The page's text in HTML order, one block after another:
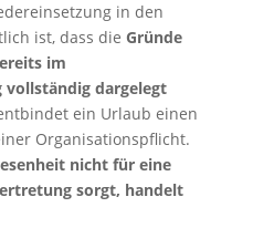
in den
ist, dass die Gründe
im
vollständig dargelegt
ein Urlaub einen
Organisationspflicht.
nicht für eine
sorgt, handelt